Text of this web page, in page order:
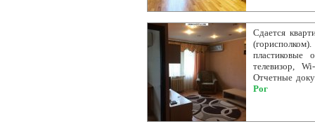
Сдается
пластиковые
телевизор,
Отчетные
Рог